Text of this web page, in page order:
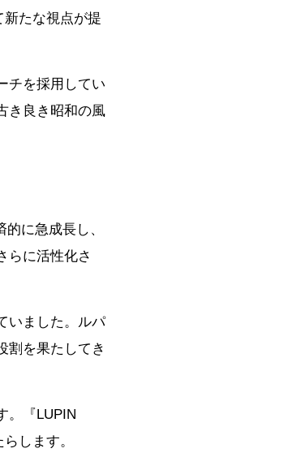
たな視点が提
チを採用してい
き良き昭和の風
に急成長し、
らに活性化さ
いました。ルパ
割を果たしてき
。『LUPIN
します。